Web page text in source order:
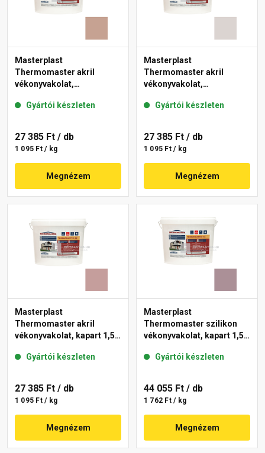
Masterplast
Thermomaster akril
vékonyvakolat,
13-C 25 kg
Gyártói készleten
27 385 Ft / db
1 095 Ft / kg
Megnézem
Masterplast
Thermomaster akril
vékonyvakolat,
49-E 25 kg
Gyártói készleten
27 385 Ft / db
1 095 Ft / kg
Megnézem
Masterplast
Thermomaster akril
vékonyvakolat, kapart 1,5
Gyártói készleten
27 385 Ft / db
1 095 Ft / kg
Megnézem
Masterplast
Thermomaster szilikon
vékonyvakolat, kapart 1,5
Gyártói készleten
44 055 Ft / db
1 762 Ft / kg
Megnézem